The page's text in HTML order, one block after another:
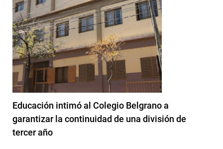
Educación intimó al Colegio Belgrano a
garantizar la continuidad de una división de
tercer año